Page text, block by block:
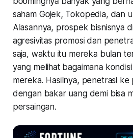
saham Gojek, Tokopedia, dan
Alasannya, prospek bisnisnya
agresivitas promosi dan
saja, waktu itu mereka bulan
yang melihat bagaimana
mereka. Hasilnya, penetrasi ke
dengan bakar uang demi bisa
persaingan.